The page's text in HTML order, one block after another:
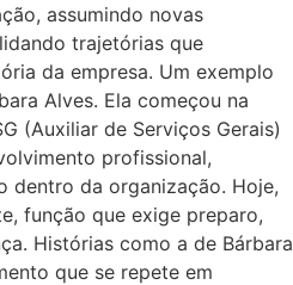
assumindo novas
trajetórias que
da empresa. Um exemplo
Alves. Ela começou na
(Auxiliar de Serviços Gerais)
profissional,
dentro da organização. Hoje,
função que exige preparo,
Histórias como a de Bárbara
que se repete em